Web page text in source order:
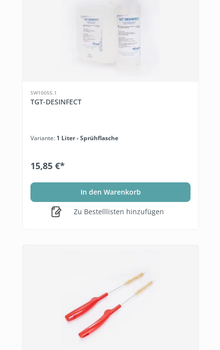
SW10055.1
TGT-DESINFECT
Variante: 1 Liter - Sprühflasche
15,85 €*
In den Warenkorb
Zu Bestelllisten hinzufügen